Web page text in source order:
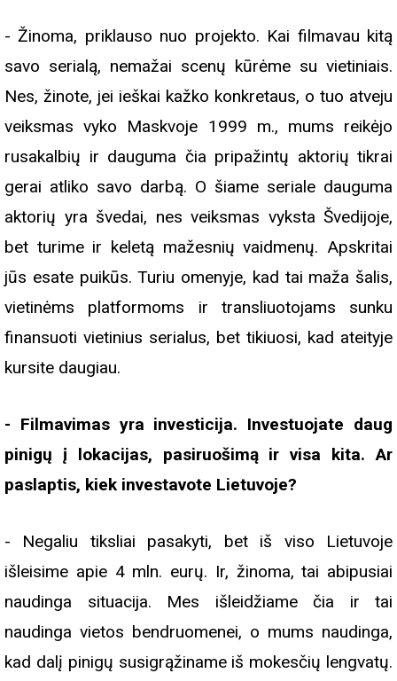
- Žinoma, priklauso nuo projekto. Kai filmavau kitą
savo serialą, nemažai scenų kūrėme su vietiniais.
Nes, žinote, jei ieškai kažko konkretaus, o tuo atveju
veiksmas vyko Maskvoje 1999 m., mums reikėjo
rusakalbių ir dauguma čia pripažintų aktorių tikrai
gerai atliko savo darbą. O šiame seriale dauguma
aktorių yra švedai, nes veiksmas vyksta Švedijoje,
bet turime ir keletą mažesnių vaidmenų. Apskritai
jūs esate puikūs. Turiu omenyje, kad tai maža šalis,
vietinėms platformoms ir transliuotojams sunku
finansuoti vietinius serialus, bet tikiuosi, kad ateityje
kursite daugiau.
- Filmavimas yra investicija. Investuojate daug
pinigų į lokacijas, pasiruošimą ir visa kita. Ar
paslaptis, kiek investavote Lietuvoje?
- Negaliu tiksliai pasakyti, bet iš viso Lietuvoje
išleisime apie 4 mln. eurų. Ir, žinoma, tai abipusiai
naudinga situacija. Mes išleidžiame čia ir tai
naudinga vietos bendruomenei, o mums naudinga,
kad dalį pinigų susigrąžiname iš mokesčių lengvatų.